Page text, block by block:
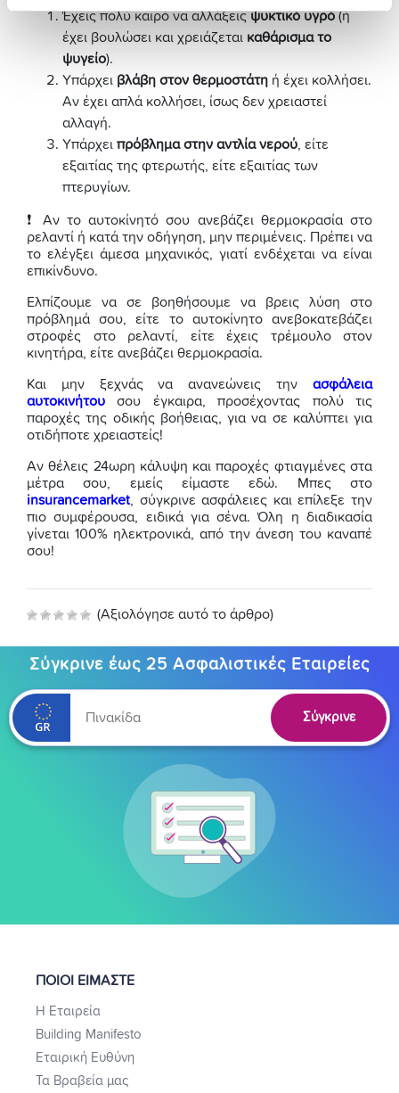
Έχεις πολύ καιρό να αλλάξεις ψυκτικό υγρό(ή
έχει βουλώσει και χρειάζεται καθάρισμα το
ψυγείο).
Υπάρχει βλάβη στον θερμοστάτη ή έχει κολλήσει.
Αν έχει απλά κολλήσει, ίσως δεν χρειαστεί
αλλαγή.
Υπάρχει πρόβλημα στην αντλία νερού, είτε
εξαιτίας της φτερωτής, είτε εξαιτίας των
πτερυγίων.
❗ Αν το αυτοκίνητό σου ανεβάζει θερμοκρασία στο
ρελαντί ή κατά την οδήγηση, μην περιμένεις. Πρέπει να
το ελέγξει άμεσα μηχανικός, γιατί ενδέχεται να είναι
επικίνδυνο.
Ελπίζουμε να σε βοηθήσουμε να βρεις λύση στο
πρόβλημά σου, είτε το αυτοκίνητο ανεβοκατεβάζει
στροφές στο ρελαντί, είτε έχεις τρέμουλο στον
κινητήρα, είτε ανεβάζει θερμοκρασία.
Και μην ξεχνάς να ανανεώνεις την ασφάλεια
αυτοκινήτου σου έγκαιρα, προσέχοντας πολύ τις
παροχές της οδικής βοήθειας, για να σε καλύπτει για
οτιδήποτε χρειαστείς!
Αν θέλεις 24ωρη κάλυψη και παροχές φτιαγμένες στα
μέτρα σου, εμείς είμαστε εδώ. Μπες στο
insurancemarket, σύγκρινε ασφάλειες και επίλεξε την
πιο συμφέρουσα, ειδικά για σένα. Όλη η διαδικασία
γίνεται 100% ηλεκτρονικά, από την άνεση του καναπέ
σου!
(Αξιολόγησε αυτό το άρθρο)
Σύγκρινε έως 25 Ασφαλιστικές Εταιρείες
Σύγκρινε
ΠΟΙΟΙ ΕΙΜΑΣΤΕ
Η Εταιρεία
Building Manifesto
Εταιρική Ευθύνη
Τα Βραβεία μας